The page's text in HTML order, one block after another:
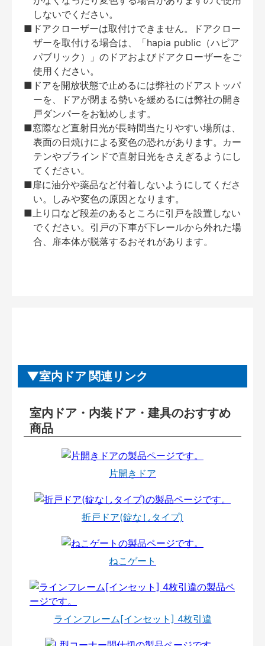
しないでください。
■ドアクローザーは取付けできません。ドアクロー
ザーを取付ける場合は、「hapia public（ハピア
パブリック）」のドアおよびドアクローザーをご
使用ください。
■ドアを開放状態で止めるには弊社のドアストッパ
ーを、ドアが閉まる勢いを緩めるには弊社の開き
戸ダンパーをお勧めします。
■窓際など直射日光が長時間当たりやすい場所は、
表面の日焼けによる変色の恐れがあります。カー
テンやブラインドで直射日光をさえぎるようにし
てください。
■扉に油分や薬品など付着しないようにしてくださ
い。しみや変色の原因となります。
■上り口など段差のあるところに引戸を設置しない
でください。引戸の下車が下レールから外れた場
合、扉本体が脱落するおそれがあります。
室内ドア 関連リンク
室内ドア・内装ドア・建具のおすすめ
商品
片開きドア
折戸ドア(錠なしタイプ)
ねこゲート
ラインフレーム[インセット] 4枚引違